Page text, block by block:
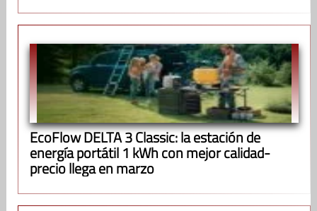
EcoFlow DELTA 3 Classic: la estación de
energía portátil 1 kWh con mejor calidad-
precio llega en marzo